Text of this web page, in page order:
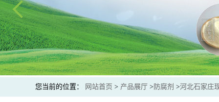
您当前的位置： 网站首页 > 产品展厅 > 防腐剂 >河北石家庄